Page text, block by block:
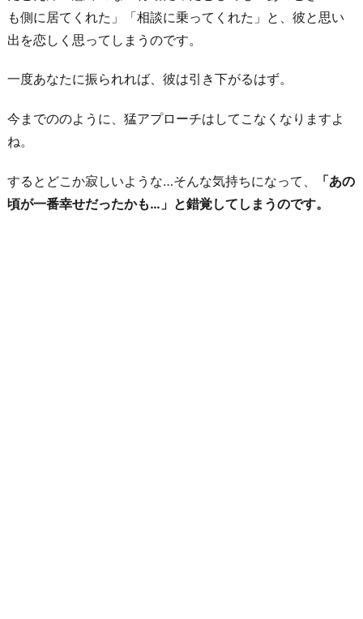
り
に
も側に居てくれた」「相談に乗ってくれた」と、彼と思い
出を恋しく思ってしまうのです。
一度あなたに振られれば、彼は引き下がるはず。
今までののように、猛アプローチはしてこなくなりますよ
ね。
するとどこか寂しいような…そんな気持ちになって、
「あの
頃が一番幸せだったかも…」と錯覚してしまうのです。